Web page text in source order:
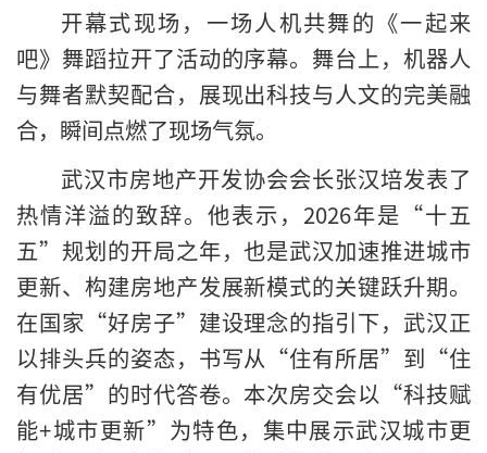
开幕式现场，一场人机共舞的《一起来
吧》舞蹈拉开了活动的序幕。舞台上，机器人
与舞者默契配合，展现出科技与人文的完美融
合，瞬间点燃了现场气氛。
武汉市房地产开发协会会长张汉培发表了
热情洋溢的致辞。他表示，2026年是“十五
五”规划的开局之年，也是武汉加速推进城市
更新、构建房地产发展新模式的关键跃升期。
在国家“好房子”建设理念的指引下，武汉正
以排头兵的姿态，书写从“住有所居”到“住
有优居”的时代答卷。本次房交会以“科技赋
能+城市更新”为特色，集中展示武汉城市更